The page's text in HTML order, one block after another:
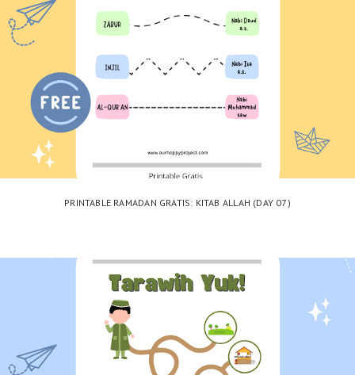
PRINTABLE RAMADAN GRATIS: KITAB ALLAH (DAY 07)